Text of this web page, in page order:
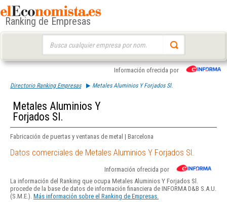
Ranking de Empresas
Información ofrecida por
Directorio Ranking Empresas Metales Aluminios Y Forjados Sl.
Metales Aluminios Y
Forjados Sl.
Fabricación de puertas y ventanas de metal | Barcelona
Datos comerciales de Metales Aluminios Y Forjados Sl.
Información ofrecida por
La información del Ranking que ocupa Metales Aluminios Y Forjados Sl.
procede de la base de datos de información financiera de INFORMA D&B S.A.U.
(S.M.E.). Más información sobre el Ranking de Empresas.